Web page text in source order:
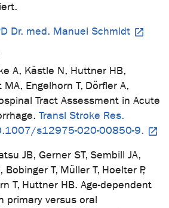
Dr. med. Manuel Schmidt
A, Kästle N, Huttner HB,
Engelhorn T, Dörfler A,
Tract Assessment in Acute
Transl Stroke Res.
s12975-020-00850-9.
JB, Gerner ST, Sembill JA,
T, Müller T, Hoelter P,
T, Huttner HB. Age-dependent
primary versus oral